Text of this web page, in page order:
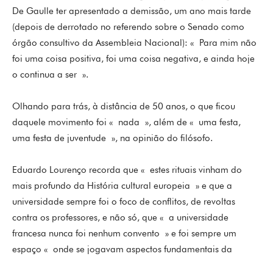
De Gaulle ter apresentado a demissão, um ano mais tarde
(depois de derrotado no referendo sobre o Senado como
órgão consultivo da Assembleia Nacional): « Para mim não
foi uma coisa positiva, foi uma coisa negativa, e ainda hoje
o continua a ser ».
Olhando para trás, à distância de 50 anos, o que ficou
daquele movimento foi « nada », além de « uma festa,
uma festa de juventude », na opinião do filósofo.
Eduardo Lourenço recorda que « estes rituais vinham do
mais profundo da História cultural europeia » e que a
universidade sempre foi o foco de conflitos, de revoltas
contra os professores, e não só, que « a universidade
francesa nunca foi nenhum convento » e foi sempre um
espaço « onde se jogavam aspectos fundamentais da